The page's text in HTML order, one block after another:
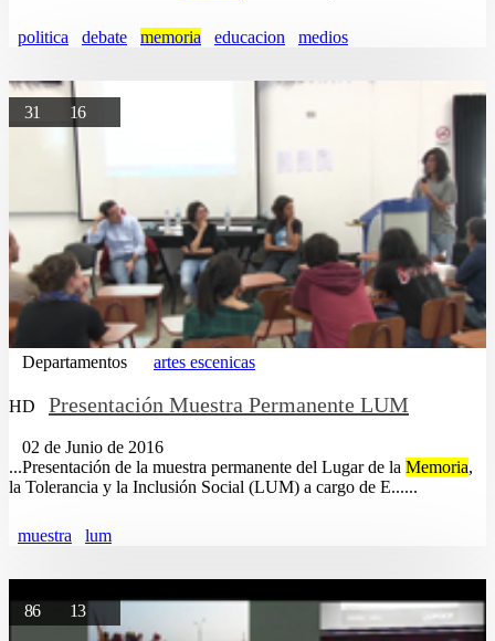
politica debate memoria educacion medios
31 16
Departamentos artes escenicas
HD Presentación Muestra Permanente LUM
02 de Junio de 2016
...Presentación de la muestra permanente del Lugar de la Memoria,
la Tolerancia y la Inclusión Social (LUM) a cargo de E......
muestra lum
86 13